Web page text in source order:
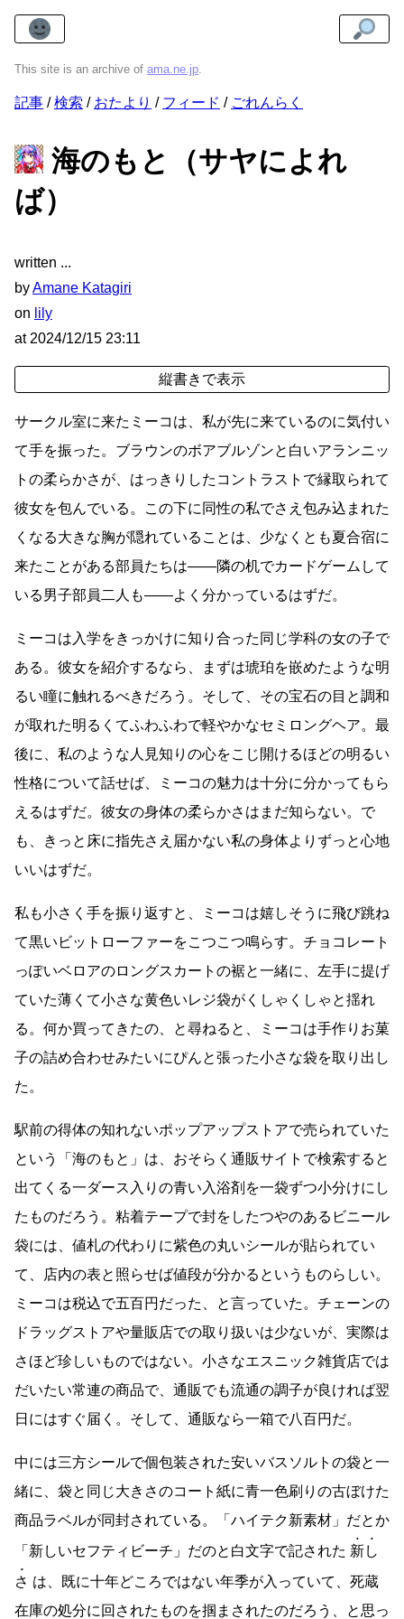
This site is an archive of ama.ne.jp.
記事 検索 おたより フィード ごれんらく
海のもと（サヤによれ
ば）
written
byAmane Katagiri
on lily
at 2024/12/15 23:11
サークル室に来たミーコは、私が先に来ているのに気付い
て手を振った。ブラウンのボアブルゾンと白いアランニッ
トの柔らかさが、はっきりしたコントラストで縁取られて
彼女を包んでいる。この下に同性の私でさえ包み込まれた
くなる大きな胸が隠れていることは、少なくとも夏合宿に
来たことがある部員たちは――隣の机でカードゲームして
いる男子部員二人も――よく分かっているはずだ。
ミーコは入学をきっかけに知り合った同じ学科の女の子で
ある。彼女を紹介するなら、まずは琥珀を嵌めたような明
るい瞳に触れるべきだろう。そして、その宝石の目と調和
が取れた明るくてふわふわで軽やかなセミロングヘア。最
後に、私のような人見知りの心をこじ開けるほどの明るい
性格について話せば、ミーコの魅力は十分に分かってもら
えるはずだ。彼女の身体の柔らかさはまだ知らない。で
も、きっと床に指先さえ届かない私の身体よりずっと心地
いいはずだ。
私も小さく手を振り返すと、ミーコは嬉しそうに飛び跳ね
て黒いビットローファーをこつこつ鳴らす。チョコレート
っぽいベロアのロングスカートの裾と一緒に、左手に提げ
ていた薄くて小さな黄色いレジ袋がくしゃくしゃと揺れ
る。何か買ってきたの、と尋ねると、ミーコは手作りお菓
子の詰め合わせみたいにぴんと張った小さな袋を取り出し
た。
駅前の得体の知れないポップアップストアで売られていた
という「海のもと」は、おそらく通販サイトで検索すると
出てくる一ダース入りの青い入浴剤を一袋ずつ小分けにし
たものだろう。粘着テープで封をしたつやのあるビニール
袋には、値札の代わりに紫色の丸いシールが貼られてい
て、店内の表と照らせば値段が分かるというものらしい。
ミーコは税込で五百円だった、と言っていた。チェーンの
ドラッグストアや量販店での取り扱いは少ないが、実際は
さほど珍しいものではない。小さなエスニック雑貨店では
だいたい常連の商品で、通販でも流通の調子が良ければ翌
日にはすぐ届く。そして、通販なら一箱で八百円だ。
中には三方シールで個包装された安いバスソルトの袋と一
緒に、袋と同じ大きさのコート紙に青一色刷りの古ぼけた
商品ラベルが同封されている。「ハイテク新素材」だとか
「新しいセフティビーチ」だのと白文字で記された 新し
さ は、既に十年どころではない年季が入っていて、死蔵
在庫の処分に回されたものを掴まされたのだろう、と思っ